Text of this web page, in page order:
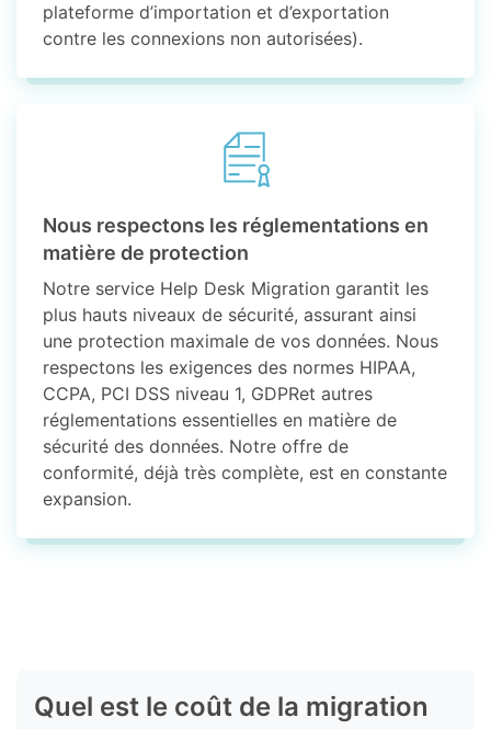
plateforme d’importation et d’exportation
contre les connexions non autorisées).
Nous respectons les réglementations en
matière de protection
Notre service Help Desk Migration garantit les
plus hauts niveaux de sécurité, assurant ainsi
une protection maximale de vos données. Nous
respectons les exigences des normes HIPAA,
CCPA, PCI DSS niveau 1, GDPRet autres
réglementations essentielles en matière de
sécurité des données. Notre offre de
conformité, déjà très complète, est en constante
expansion.
Quel est le coût de la migration